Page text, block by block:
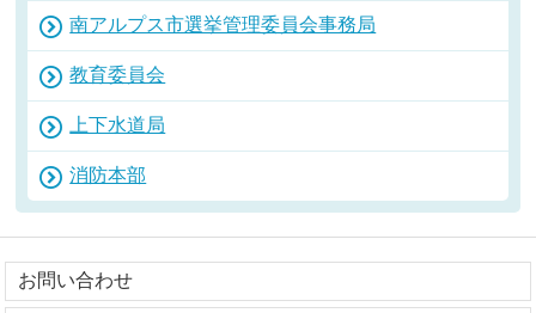
南アルプス市選挙管理委員会事務局
教育委員会
上下水道局
消防本部
お問い合わせ